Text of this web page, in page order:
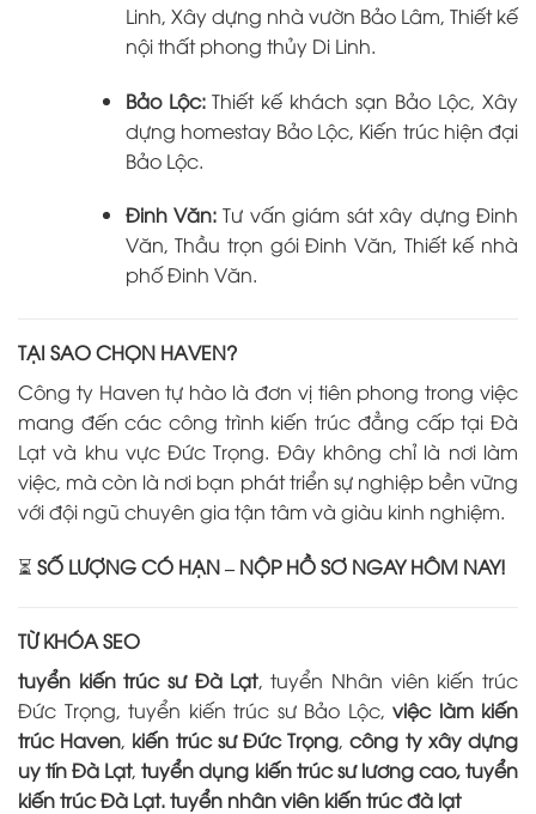
Linh, Xây dựng nhà vườn Bảo Lâm, Thiết kế
nội thất phong thủy Di Linh.
Bảo Lộc:Thiết kế khách sạn Bảo Lộc, Xây
dựng homestay Bảo Lộc, Kiến trúc hiện đại
Bảo Lộc.
Đinh Văn: Tư vấn giám sát xây dựng Đinh
Văn, Thầu trọn gói Đinh Văn, Thiết kế nhà
phố Đinh Văn.
TẠI SAO CHỌN HAVEN?
Công ty Haven tự hào là đơn vị tiên phong trong việc
mang đến các công trình kiến trúc đẳng cấp tại Đà
Lạt và khu vực Đức Trọng. Đây không chỉ là nơi làm
việc, mà còn là nơi bạn phát triển sự nghiệp bền vững
với đội ngũ chuyên gia tận tâm và giàu kinh nghiệm.
⏳ SỐ LƯỢNG CÓ HẠN – NỘP HỒ SƠ NGAY HÔM NAY!
TỪ KHÓA SEO
tuyển kiến trúc sư Đà Lạt, tuyển Nhân viên kiến trúc
Đức Trọng, tuyển kiến trúc sư Bảo Lộc, việc làm kiến
trúc Haven, kiến trúc sư Đức Trọng,công ty xây dựng
uy tín Đà Lạt,tuyển dụng kiến trúc sư lương cao, tuyển
kiến trúc Đà Lạt. tuyển nhân viên kiến trúc đà lạt